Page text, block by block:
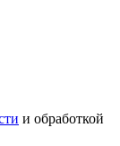
и обработкой